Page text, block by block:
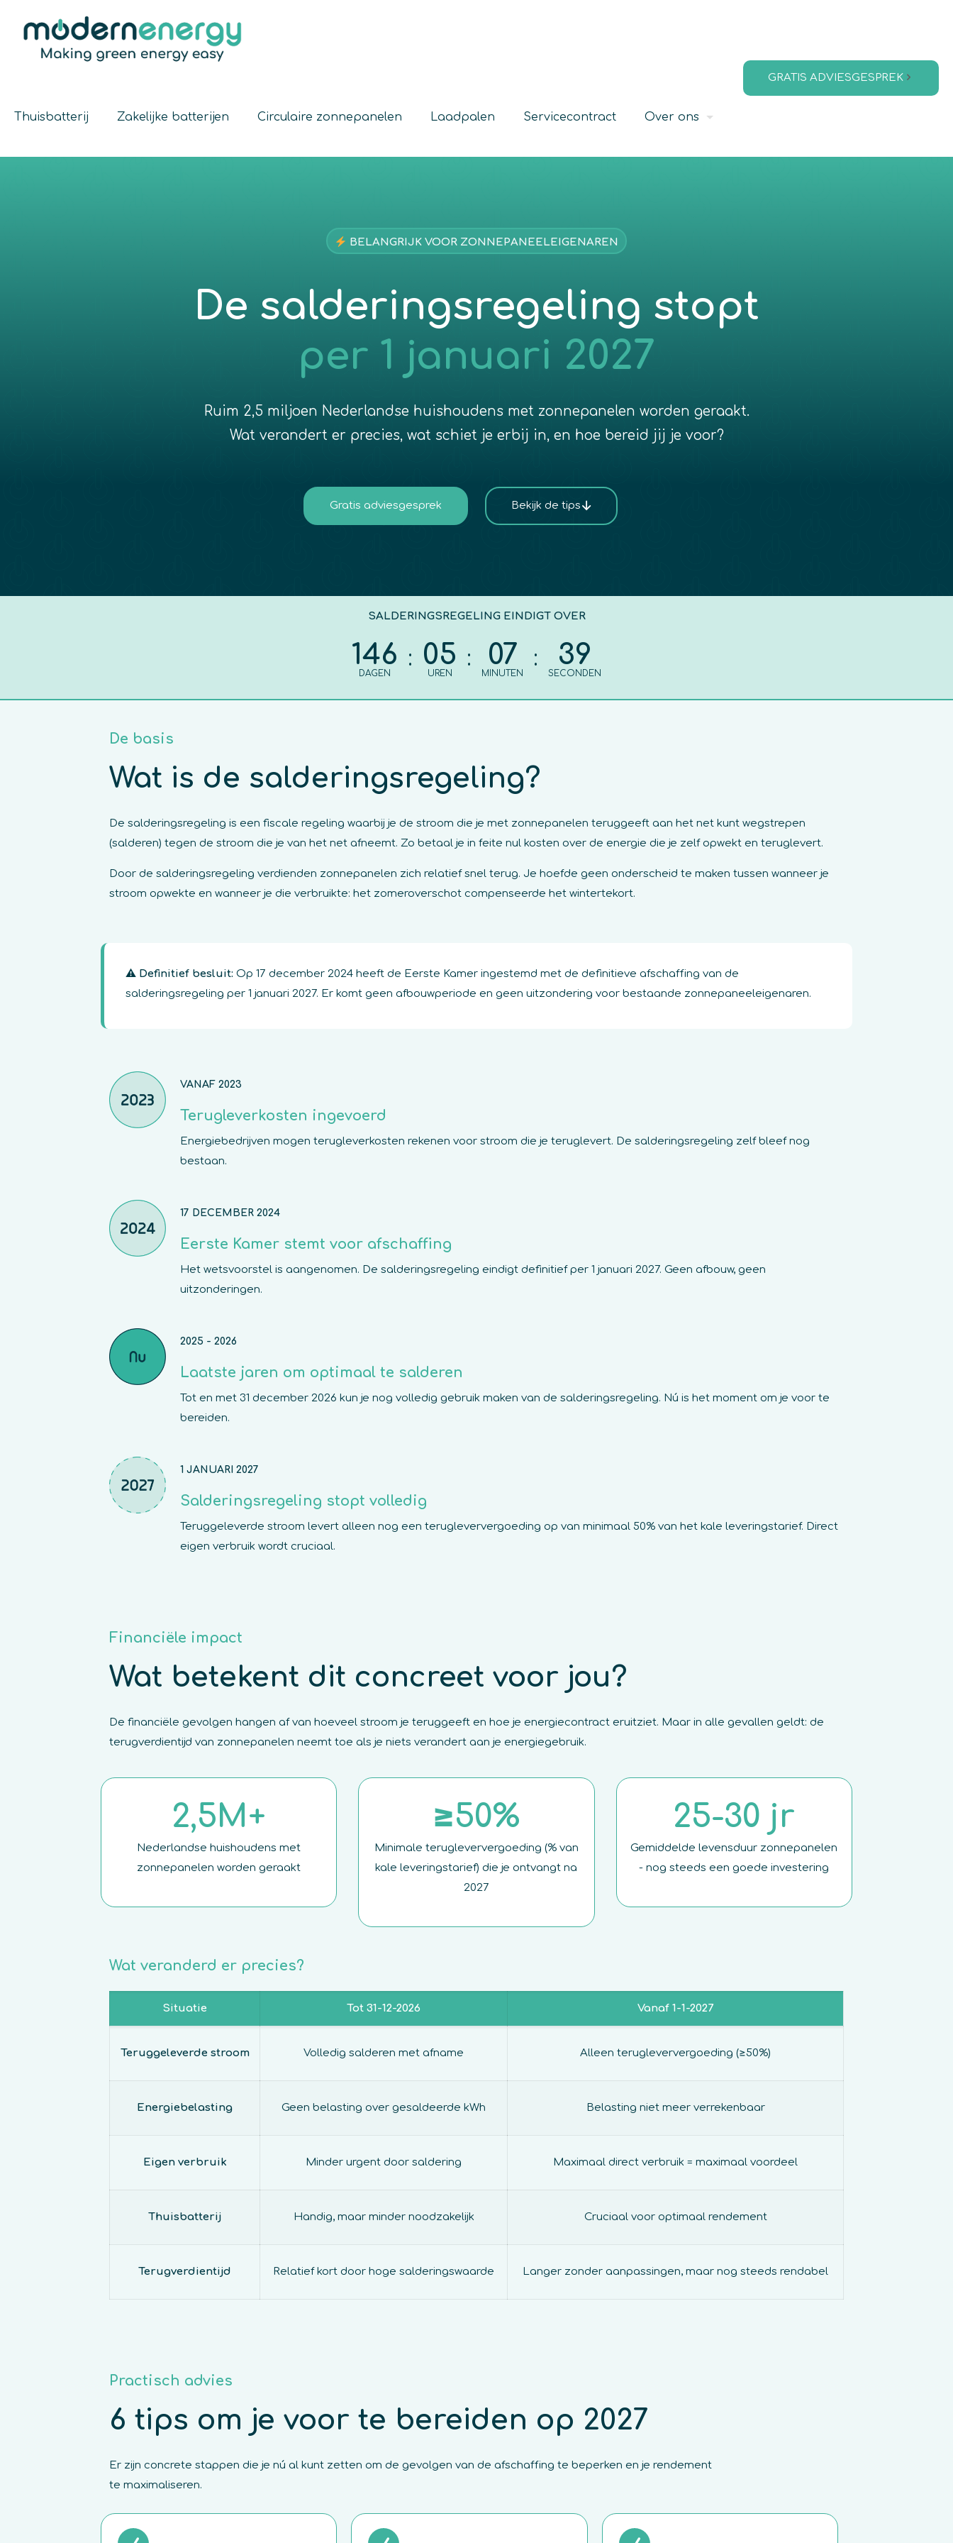
Thuisbatterij Zakelijke batterijen Circulaire zonnepanelen Laadpalen Servicecontract Over ons
GRATIS ADVIESGESPREK
BELANGRIJK VOOR ZONNEPANEELEIGENAREN
De salderingsregeling stopt
per 1 januari 2027
Ruim 2,5 miljoen Nederlandse huishoudens met zonnepanelen worden geraakt.
Wat verandert er precies, wat schiet je erbij in, en hoe bereid jij je voor?
Gratis adviesgesprek Bekijk de tips
SALDERINGSREGELING EINDIGT OVER
146
DAGEN
: 05
UREN
: 07
MINUTEN
: 38
SECONDEN
De basis
Wat is de salderingsregeling?
De salderingsregeling is een fiscale regeling waarbij je de stroom die je met zonnepanelen teruggeeft aan het net kunt wegstrepen
(salderen) tegen de stroom die je van het net afneemt. Zo betaal je in feite nul kosten over de energie die je zelf opwekt en teruglevert.
Door de salderingsregeling verdienden zonnepanelen zich relatief snel terug. Je hoefde geen onderscheid te maken tussen wanneer je
stroom opwekte en wanneer je die verbruikte: het zomeroverschot compenseerde het wintertekort.
⚠ Definitief besluit: Op 17 december 2024 heeft de Eerste Kamer ingestemd met de definitieve afschaffing van de
salderingsregeling per 1 januari 2027. Er komt geen afbouwperiode en geen uitzondering voor bestaande zonnepaneeleigenaren.
VANAF 2023
Terugleverkosten ingevoerd
Energiebedrijven mogen terugleverkosten rekenen voor stroom die je teruglevert. De salderingsregeling zelf bleef nog
bestaan.
17 DECEMBER 2024
Eerste Kamer stemt voor afschaffing
Het wetsvoorstel is aangenomen. De salderingsregeling eindigt definitief per 1 januari 2027. Geen afbouw, geen
uitzonderingen.
2025 - 2026
Laatste jaren om optimaal te salderen
Tot en met 31 december 2026 kun je nog volledig gebruik maken van de salderingsregeling. Nú is het moment om je voor te
bereiden.
1 JANUARI 2027
Salderingsregeling stopt volledig
Teruggeleverde stroom levert alleen nog een terugleververgoeding op van minimaal 50% van het kale leveringstarief. Direct
eigen verbruik wordt cruciaal.
Financiële impact
Wat betekent dit concreet voor jou?
De financiële gevolgen hangen af van hoeveel stroom je teruggeeft en hoe je energiecontract eruitziet. Maar in alle gevallen geldt: de
terugverdientijd van zonnepanelen neemt toe als je niets verandert aan je energiegebruik.
2,5M+
Nederlandse huishoudens met
zonnepanelen worden geraakt
≥50%
Minimale terugleververgoeding (% van
kale leveringstarief) die je ontvangt na
2027
25-30 jr
Gemiddelde levensduur zonnepanelen
- nog steeds een goede investering
Wat veranderd er precies?
Situatie Tot 31-12-2026 Vanaf 1-1-2027
Teruggeleverde stroom Volledig salderen met afname Alleen terugleververgoeding (≥50%)
Energiebelasting Geen belasting over gesaldeerde kWh Belasting niet meer verrekenbaar
Eigen verbruik Minder urgent door saldering Maximaal direct verbruik = maximaal voordeel
Thuisbatterij Handig, maar minder noodzakelijk Cruciaal voor optimaal rendement
Terugverdientijd Relatief kort door hoge salderingswaarde Langer zonder aanpassingen, maar nog steeds rendabel
Practisch advies
6 tips om je voor te bereiden op 2027
Er zijn concrete stappen die je nú al kunt zetten om de gevolgen van de afschaffing te beperken en je rendement
te maximaliseren.